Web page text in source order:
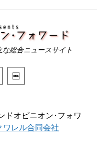
総合ニュースサイト
ドオピニオン･フォワ
ワレル合同会社